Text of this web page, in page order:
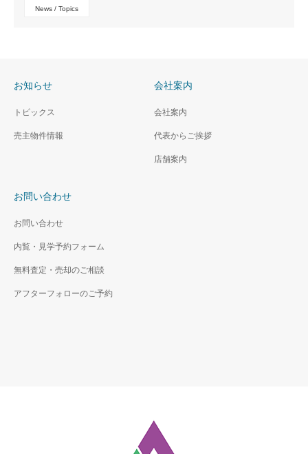
News / Topics
お知らせ
トピックス
売主物件情報
会社案内
会社案内
代表からご挨拶
店舗案内
お問い合わせ
お問い合わせ
内覧・見学予約フォーム
無料査定・売却のご相談
アフターフォローのご予約